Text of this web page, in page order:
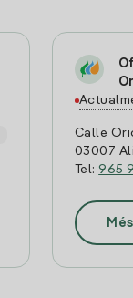
Calle
03007
Tel:965